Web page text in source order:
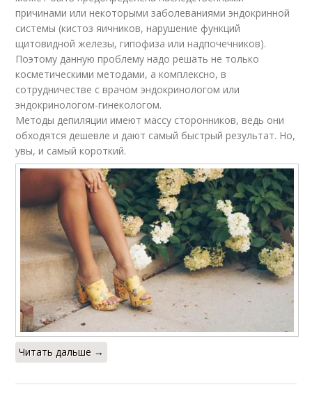
причинами или некоторыми заболеваниями эндокринной
системы (кистоз яичников, нарушение функций
щитовидной железы, гипофиза или надпочечников).
Поэтому данную проблему надо решать не только
косметическими методами, а комплексно, в
сотрудничестве с врачом эндокринологом или
эндокринологом-гинекологом.
Методы депиляции имеют массу сторонников, ведь они
обходятся дешевле и дают самый быстрый результат. Но,
увы, и самый короткий.
Читать дальше →